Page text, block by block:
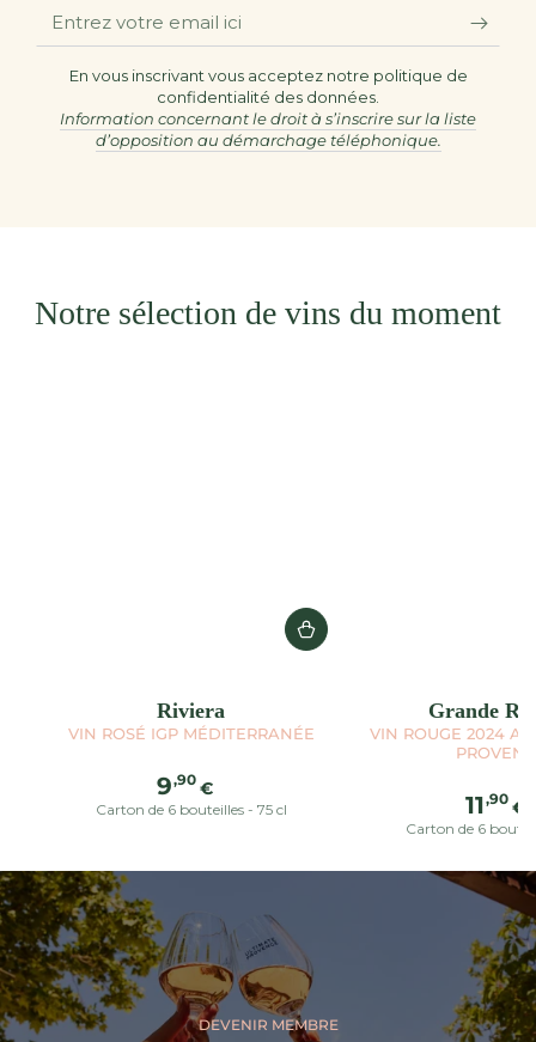
Entrez
votre
emailEn vous inscrivant vous acceptez notre politique de
confidentialité des données.
Information concernant le droit à s’inscrire sur la liste
d’opposition au démarchage téléphonique.
Notre sélection de vins du moment
Riviera
VIN ROSÉ IGP MÉDITERRANÉE
Prix
normal
9,90 €
Carton de 6 bouteilles - 75 cl
Grande
VIN ROUGE 2024
Prix
11,90 €
Carton de 6
DEVENIR MEMBRE